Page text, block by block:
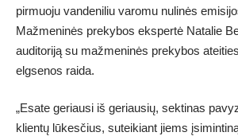
pirmuoju vandeniliu varomu nulinės
Mažmeninės prekybos ekspertė Natalie
auditoriją su mažmeninės prekybos
elgsenos raida.
„Esate geriausi iš geriausių, sektinas
klientų lūkesčius, suteikiant jiems